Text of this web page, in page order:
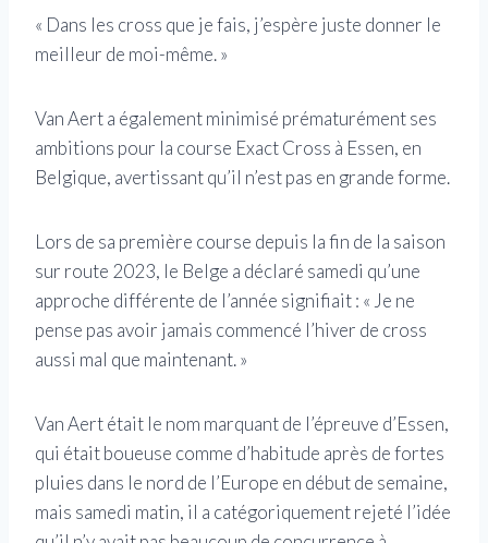
« Dans les cross que je fais, j’espère juste donner le
meilleur de moi-même. »
Van Aert a également minimisé prématurément ses
ambitions pour la course Exact Cross à Essen, en
Belgique, avertissant qu’il n’est pas en grande forme.
Lors de sa première course depuis la fin de la saison
sur route 2023, le Belge a déclaré samedi qu’une
approche différente de l’année signifiait : « Je ne
pense pas avoir jamais commencé l’hiver de cross
aussi mal que maintenant. »
Van Aert était le nom marquant de l’épreuve d’Essen,
qui était boueuse comme d’habitude après de fortes
pluies dans le nord de l’Europe en début de semaine,
mais samedi matin, il a catégoriquement rejeté l’idée